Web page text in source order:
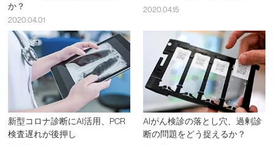
か？
2020.04.01
2020.04.15
新型コロナ診断にAI活用、PCR
検査遅れが後押し
AIがん検診の落とし穴、過剰診
断の問題をどう捉えるか？